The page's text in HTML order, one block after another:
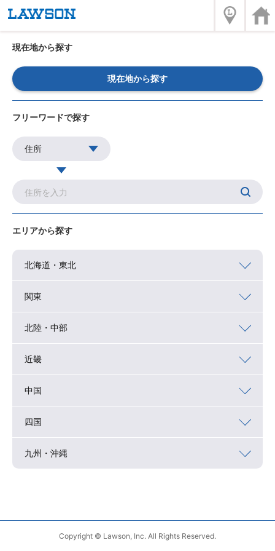
現在地から探す
現在地から探す
フリーワードで探す
エリアから探す
北海道・東北
関東
北陸・中部
近畿
中国
四国
九州・沖縄
Copyright © Lawson, Inc. All Rights Reserved.